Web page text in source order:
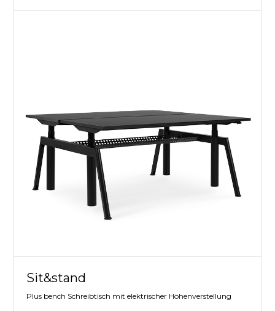
Sit&stand
Plus bench Schreibtisch mit elektrischer Höhenverstellung